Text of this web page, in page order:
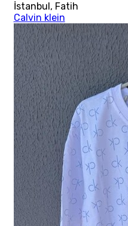
İstanbul , Fatih
Calvin klein